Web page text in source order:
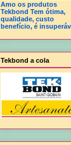
Amo os produtos
Tekbond Tem ótima,
qualidade, custo
benefício, é
Tekbond a cola